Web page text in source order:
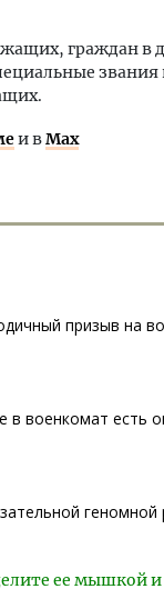
граждан
и вMax
призыв на
в военкомат есть
ее мышкой